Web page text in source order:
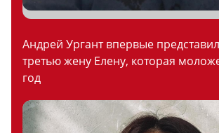
Андрей Ургант впервые
третью жену Елену, которая
год